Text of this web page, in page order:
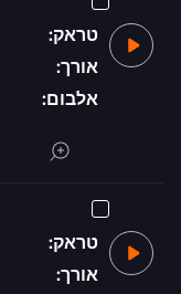
טראק:
אורך:
אלבום:
טראק:
אורך: